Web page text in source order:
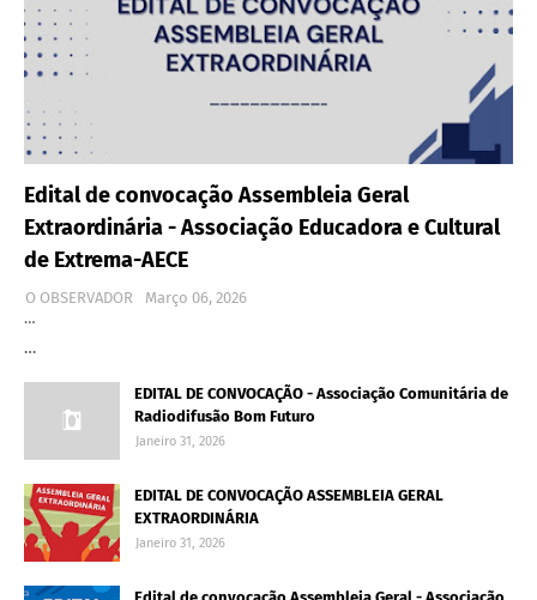
Edital de convocação Assembleia Geral
Extraordinária - Associação Educadora e Cultural
de Extrema-AECE
O OBSERVADOR
Março 06, 2026
…
…
EDITAL DE CONVOCAÇÃO - Associação Comunitária de
Radiodifusão Bom Futuro
Janeiro 31, 2026
EDITAL DE CONVOCAÇÃO ASSEMBLEIA GERAL
EXTRAORDINÁRIA
Janeiro 31, 2026